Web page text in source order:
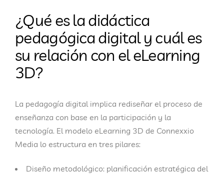
¿Qué es la didáctica
pedagógica digital y cuál es
su relación con el eLearning
3D?
La pedagogía digital implica rediseñar el proceso de
enseñanza con base en la participación y la
tecnología. El modelo eLearning 3D de Connexxio
Media lo estructura en tres pilares:
Diseño metodológico: planificación estratégica del